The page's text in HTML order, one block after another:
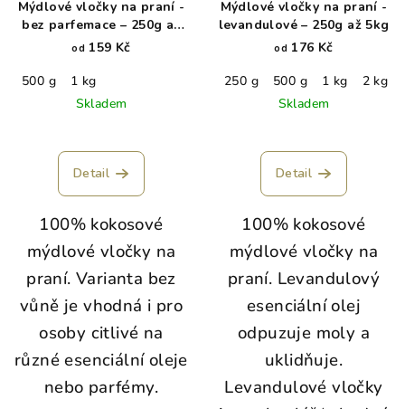
Mýdlové vločky na praní -
bez parfemace – 250g až
5kg
od 159 Kč
500 g
1 kg
Skladem
Detail
100% kokosové
mýdlové vločky na
praní. Varianta bez
vůně je vhodná i pro
osoby citlivé na
různé esenciální oleje
nebo parfémy.
Mýdlové vločky na praní -
levandulové – 250g až 5kg
od 176 Kč
250 g
500 g 1 kg
2 kg
Skladem
Detail
100% kokosové
mýdlové vločky na
praní. Levandulový
esenciální olej
odpuzuje moly a
uklidňuje.
Levandulové vločky